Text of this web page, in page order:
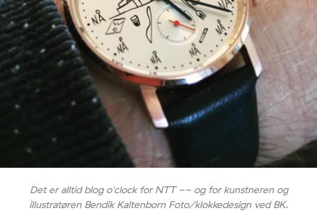
Det er alltid blog o'clock for NTT -- og for kunstneren og
illustratøren Bendik Kaltenborn Foto/klokkedesign ved BK.